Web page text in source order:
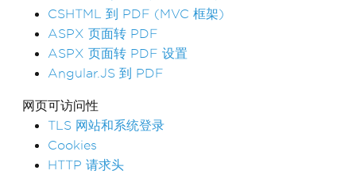
CSHTML 到 PDF (MVC 框架)
ASPX 页面转 PDF
ASPX 页面转 PDF 设置
Angular.JS 到 PDF
网页可访问性
TLS 网站和系统登录
Cookies
HTTP 请求头